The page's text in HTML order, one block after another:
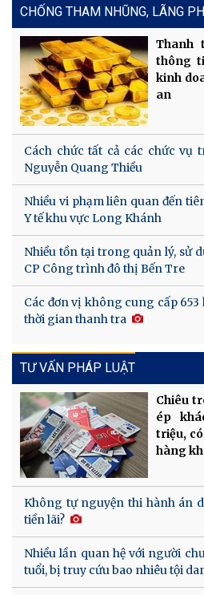
CHỐNG THAM NHŨNG, LÃNG
Thanh
thông
kinh
an
Cách chức tất cả các chức vụ
Nguyễn Quang Thiều
Nhiều vi phạm liên quan đến
Y tế khu vực Long Khánh
Nhiều tồn tại trong quản lý, sử
CP Công trình đô thị Bến Tre
Các đơn vị không cung cấp 653
thời gian thanh tra
TƯ VẤN PHÁP LUẬT
Chiêu
ép
triệu,
hàng
Không tự nguyện thi hành án
tiền lãi?
Nhiều lần quan hệ với người
tuổi, bị truy cứu bao nhiêu tội